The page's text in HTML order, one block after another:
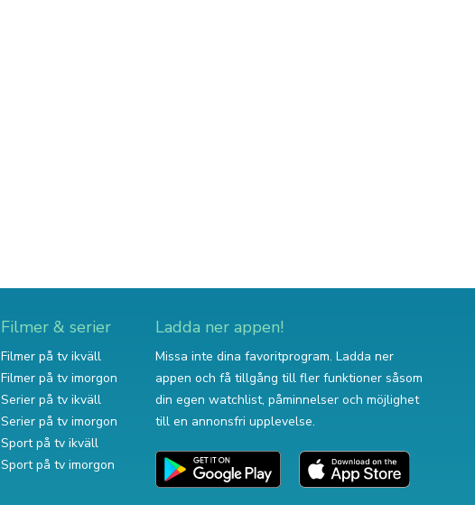
Filmer & serier
Filmer på tv ikväll
Filmer på tv imorgon
Serier på tv ikväll
Serier på tv imorgon
Sport på tv ikväll
Sport på tv imorgon
Ladda ner appen!
Missa inte dina favoritprogram. Ladda ner
appen och få tillgång till fler funktioner såsom
din egen watchlist, påminnelser och möjlighet
till en annonsfri upplevelse.